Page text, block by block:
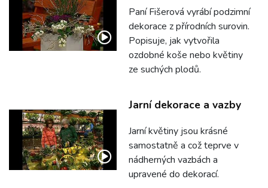
Paní Fišerová vyrábí podzimní
dekorace z přírodních surovin.
Popisuje, jak vytvořila
ozdobné koše nebo květiny
ze suchých plodů.
Jarní dekorace a vazby
Jarní květiny jsou krásné
samostatně a což teprve v
nádherných vazbách a
upravené do dekorací.